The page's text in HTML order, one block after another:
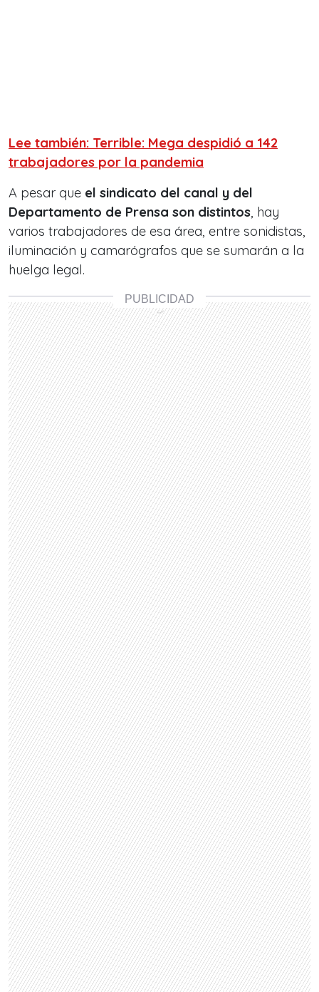
Lee también: Terrible: Mega despidió a 142
trabajadores por la pandemia
A pesar que el sindicato del canal y del
Departamento de Prensa son distintos, hay
varios trabajadores de esa área, entre sonidistas,
iluminación y camarógrafos que se sumarán a la
huelga legal.